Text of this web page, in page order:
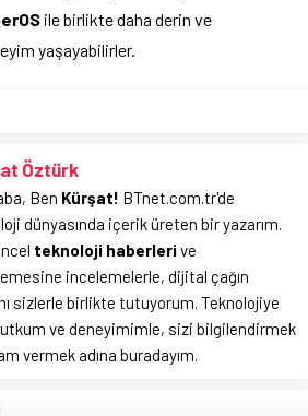
ile birlikte daha derin ve
yaşayabilirler.
Öztürk
Ben Kürşat! BTnet.com.tr'de
dünyasında içerik üreten bir yazarım.
teknoloji haberlerive
incelemelerle, dijital çağın
sizlerle birlikte tutuyorum. Teknolojiye
ve deneyimimle, sizi bilgilendirmek
vermek adına buradayım.